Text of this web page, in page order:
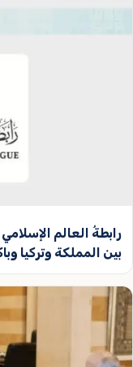
رابطةُ العالم
بين المملكة وتركيا